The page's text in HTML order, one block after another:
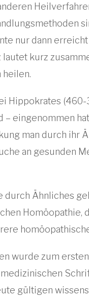
nur dann
kurz
heilen.
eingenommen
man durch ihr
an gesunden
Ähnliches
wurde zum
gültigen